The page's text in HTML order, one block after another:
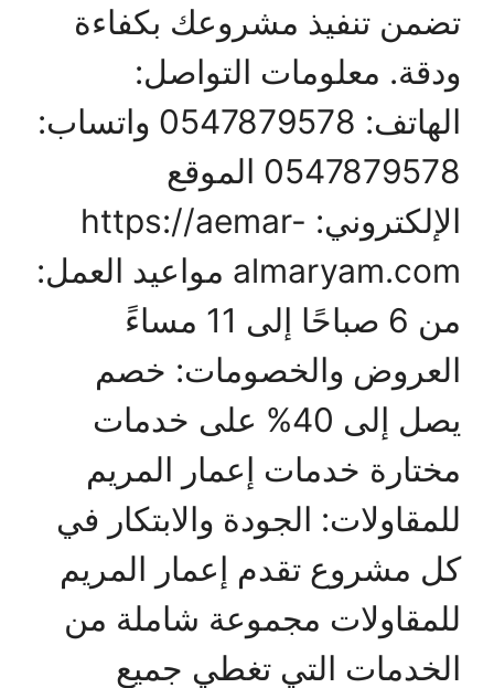
تضمن تنفيذ مشروعك بكفاءة
ودقة. معلومات التواصل:
الهاتف: 0547879578 واتساب:
0547879578 الموقع
الإلكتروني: https://aemar-
almaryam.com مواعيد العمل:
من 6 صباحًا إلى 11 مساءً
العروض والخصومات: خصم
يصل إلى 40% على خدمات
مختارة خدمات إعمار المريم
للمقاولات: الجودة والابتكار في
كل مشروع تقدم إعمار المريم
للمقاولات مجموعة شاملة من
الخدمات التي تغطي جميع